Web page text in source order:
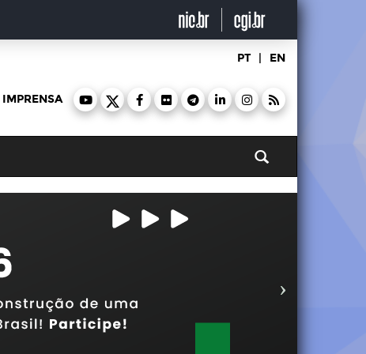
PT | EN
IMPRENSA